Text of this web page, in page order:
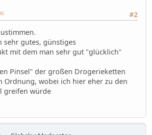
#2
sehr gutes, günstiges
mit dem man sehr gut "glücklich"
Pinsel" der großen Drogerieketten
Ordnung, wobei ich hier eher zu den
greifen würde